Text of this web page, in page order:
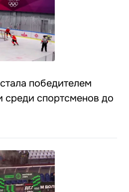
победителем
среди спортсменов до